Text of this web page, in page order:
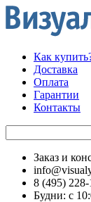
Как
Доставка
Оплата
Гарантии
Контакты
Заказ и
8 (495)
Будни: с